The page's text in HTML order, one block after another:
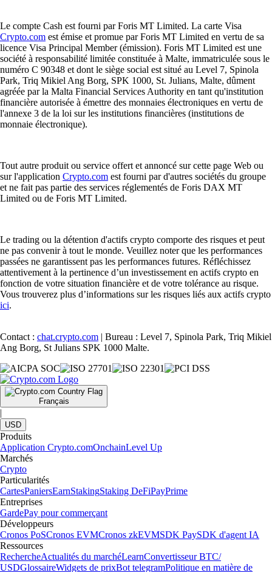
Le compte Cash est fourni par Foris MT Limited. La carte Visa
Crypto.com est émise et promue par Foris MT Limited en vertu de sa
licence Visa Principal Member (émission). Foris MT Limited est une
société à responsabilité limitée constituée à Malte, immatriculée sous le
numéro C 90348 et dont le siège social est situé au Level 7, Spinola
Park, Triq Mikiel Ang Borg, SPK 1000, St. Julians, Malte, dûment
agréée par la Malta Financial Services Authority en tant qu'institution
financière autorisée à émettre des monnaies électroniques en vertu de
l'annexe 3 de la loi sur les institutions financières (institutions de
monnaie électronique).
Tout autre produit ou service offert et annoncé sur cette page Web ou
sur l'application Crypto.com est fourni par d'autres sociétés du groupe
et ne fait pas partie des services réglementés de Foris DAX MT
Limited ou de Foris MT Limited.
Le trading ou la détention d'actifs crypto comporte des risques et peut
ne pas convenir à tout le monde. Veuillez noter que les performances
passées ne garantissent pas les performances futures. Réfléchissez
attentivement à la pertinence d’un investissement en actifs crypto en
fonction de votre situation financière et de votre tolérance au risque.
Vous trouverez plus d’informations sur les risques liés aux actifs crypto
ici.
Contact : chat.crypto.com | Bureau : Level 7, Spinola Park, Triq Mikiel
Ang Borg, St Julians SPK 1000 Malte.
Français
|
USD
Produits
Application Crypto.comOnchainLevel Up
Marchés
Crypto
Particularités
CartesPaniersEarnStakingStaking DeFiPayPrime
Entreprises
GardePay pour commerçant
Développeurs
Cronos PoSCronos EVMCronos zkEVMSDK PaySDK d'agent IA
Ressources
RechercheActualités du marchéLearnConvertisseur BTC/
USDGlossaireWidgets de prixBot telegramPolitique en matière de